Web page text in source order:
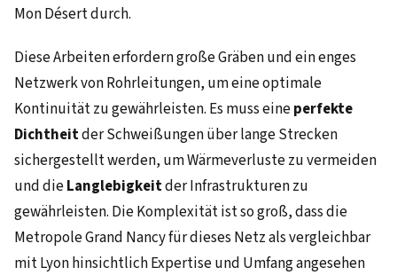
Mon Désert durch.
Diese Arbeiten erfordern große Gräben und ein enges
Netzwerk von Rohrleitungen, um eine optimale
Kontinuität zu gewährleisten. Es muss eineperfekte
Dichtheitder Schweißungen über lange Strecken
sichergestellt werden, um Wärmeverluste zu vermeiden
und dieLanglebigkeitder Infrastrukturen zu
gewährleisten. Die Komplexität ist so groß, dass die
Metropole Grand Nancy für dieses Netz als vergleichbar
mit Lyon hinsichtlich Expertise und Umfang angesehen